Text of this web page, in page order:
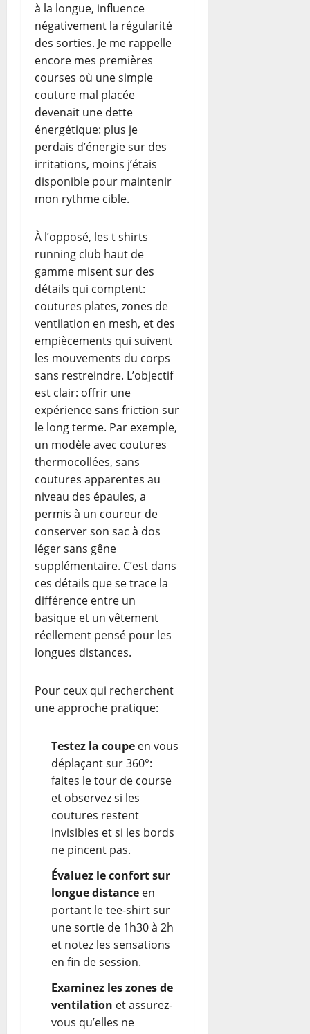
à la longue, influence
négativement la régularité
des sorties. Je me rappelle
encore mes premières
courses où une simple
couture mal placée
devenait une dette
énergétique: plus je
perdais d’énergie sur des
irritations, moins j’étais
disponible pour maintenir
mon rythme cible.
À l’opposé, les t shirts
running club haut de
gamme misent sur des
détails qui comptent:
coutures plates, zones de
ventilation en mesh, et des
empiècements qui suivent
les mouvements du corps
sans restreindre. L’objectif
est clair: offrir une
expérience sans friction sur
le long terme. Par exemple,
un modèle avec coutures
thermocollées, sans
coutures apparentes au
niveau des épaules, a
permis à un coureur de
conserver son sac à dos
léger sans gêne
supplémentaire. C’est dans
ces détails que se trace la
différence entre un
basique et un vêtement
réellement pensé pour les
longues distances.
Pour ceux qui recherchent
une approche pratique:
Testez la coupe en vous
déplaçant sur 360°:
faites le tour de course
et observez si les
coutures restent
invisibles et si les bords
ne pincent pas.
Évaluez le confort sur
longue distance en
portant le tee-shirt sur
une sortie de 1h30 à 2h
et notez les sensations
en fin de session.
Examinez les zones de
ventilation et assurez-
vous qu’elles ne